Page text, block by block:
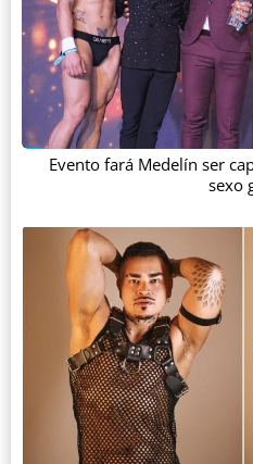
Evento fará Medelín ser
sexo